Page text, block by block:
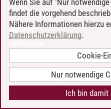
LEUPHANA ALS ARBEITGEBER
INTRANET
BARRIEREFREIHEIT
COOKIE-EINSTELLUNGEN
findet die vorgehend
Nähere Informationen hierzu
Datenschutzerklärung.
Cookie-
Nur notwendige
Ich bin damit